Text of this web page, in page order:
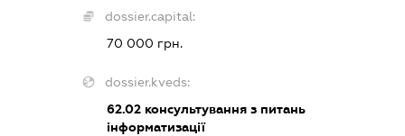
dossier.capital:
70 000 грн.
dossier.kveds:
62.02 консультування з питань
інформатизації